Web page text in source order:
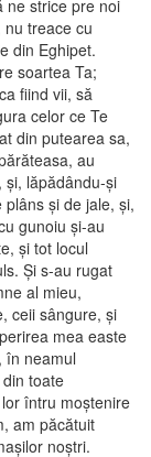
ne strice pre noi
treace cu
din Eghipet.
soartea Ta;
fiind vii, să
celor ce Te
din putearea sa,
au
şi, lăpădându-şi
şi de jale, şi,
gunoiu şi-au
şi tot locul
Şi s-au rugat
al mieu,
ceii sângure, şi
mea easte
în neamul
toate
întru moştenire
am păcătuit
noştri.